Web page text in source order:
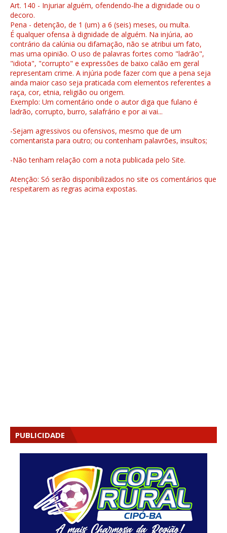
Art. 140 - Injuriar alguém, ofendendo-lhe a dignidade ou o
decoro.
Pena - detenção, de 1 (um) a 6 (seis) meses, ou multa.
É qualquer ofensa à dignidade de alguém. Na injúria, ao
contrário da calúnia ou difamação, não se atribui um fato,
mas uma opinião. O uso de palavras fortes como "ladrão",
"idiota", "corrupto" e expressões de baixo calão em geral
representam crime. A injúria pode fazer com que a pena seja
ainda maior caso seja praticada com elementos referentes a
raça, cor, etnia, religião ou origem.
Exemplo: Um comentário onde o autor diga que fulano é
ladrão, corrupto, burro, salafrário e por ai vai...
-Sejam agressivos ou ofensivos, mesmo que de um
comentarista para outro; ou contenham palavrões, insultos;
-Não tenham relação com a nota publicada pelo Site.
Atenção: Só serão disponibilizados no site os comentários que
respeitarem as regras acima expostas.
PUBLICIDADE